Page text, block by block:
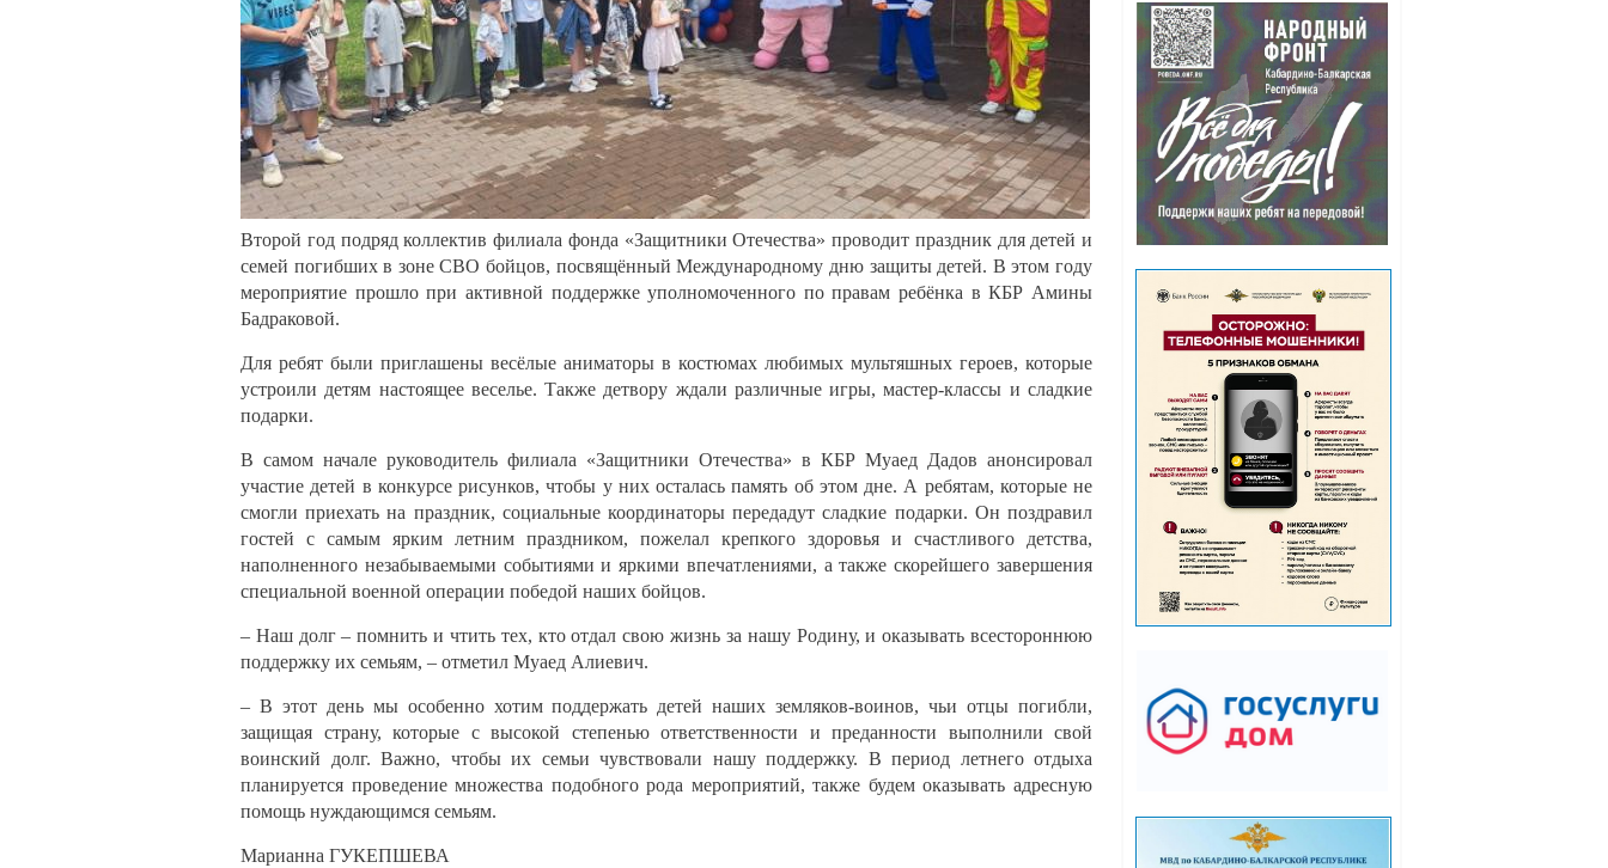
Второй год подряд коллектив филиала фонда «Защитники Отечества» проводит праздник для детей и
семей погибших в зоне СВО бойцов, посвящённый Международному дню защиты детей. В этом году
мероприятие прошло при активной поддержке уполномоченного по правам ребёнка в КБР Амины
Бадраковой.
Для ребят были приглашены весёлые аниматоры в костюмах любимых мультяшных героев, которые
устроили детям настоящее веселье. Также детвору ждали различные игры, мастер-классы и сладкие
подарки.
В самом начале руководитель филиала «Защитники Отечества» в КБР Муаед Дадов анонсировал
участие детей в конкурсе рисунков, чтобы у них осталась память об этом дне. А ребятам, которые не
смогли приехать на праздник, социальные координаторы передадут сладкие подарки. Он поздравил
гостей с самым ярким летним праздником, пожелал крепкого здоровья и счастливого детства,
наполненного незабываемыми событиями и яркими впечатлениями, а также скорейшего завершения
специальной военной операции победой наших бойцов.
– Наш долг – помнить и чтить тех, кто отдал свою жизнь за нашу Родину, и оказывать всестороннюю
поддержку их семьям, – отметил Муаед Алиевич.
– В этот день мы особенно хотим поддержать детей наших земляков-воинов, чьи отцы погибли,
защищая страну, которые с высокой степенью ответственности и преданности выполнили свой
воинский долг. Важно, чтобы их семьи чувствовали нашу поддержку. В период летнего отдыха
планируется проведение множества подобного рода мероприятий, также будем оказывать адресную
помощь нуждающимся семьям.
Марианна ГУКЕПШЕВА